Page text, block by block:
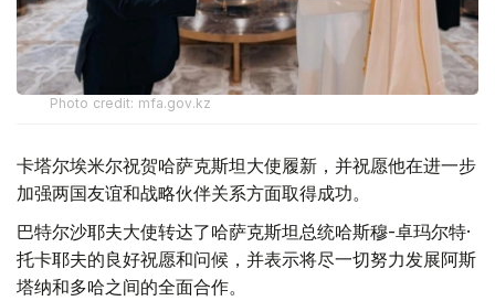
Photo credit: mfa.gov.kz
卡塔尔埃米尔祝贺哈萨克斯坦大使履新，并祝愿他在进一步
加强两国友谊和战略伙伴关系方面取得成功。
巴特尔沙耶夫大使转达了哈萨克斯坦总统哈斯穆-卓玛尔特·
托卡耶夫的良好祝愿和问候，并表示将尽一切努力发展阿斯
塔纳和多哈之间的全面合作。